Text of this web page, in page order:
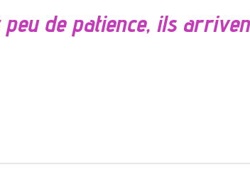
peu de patience, ils